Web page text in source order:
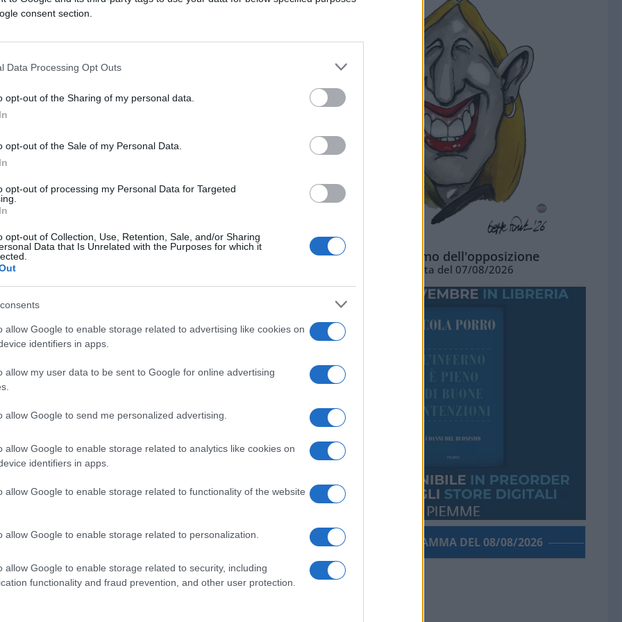
consent section.
Data Processing Opt Outs
opt-out of the Sharing of my personal data.
opt-out of the Sale of my Personal Data.
opt-out of processing my Personal Data for Targeted
opt-out of Collection, Use, Retention, Sale, and/or Sharing
Data that Is Unrelated with the Purposes for which it
allow Google to enable storage related to advertising like cookies on
identifiers in apps.
allow my user data to be sent to Google for online advertising
allow Google to send me personalized advertising.
allow Google to enable storage related to analytics like cookies on
identifiers in apps.
allow Google to enable storage related to functionality of the website
allow Google to enable storage related to personalization.
allow Google to enable storage related to security, including
functionality and fraud prevention, and other user protection.
nella bocca dell’avversario
ai vertici di Bruxelles, dove
guerra in Ucraina – aveva nei fatti
gas e petrolio russo
Orban, che al momento dell’inizio del
forniture di Mosca.
il cigno nero del Vecchio Continente;
di Erdogan contro Israele in
i membri diHamas, definiti “liberatori” e
nell’attacco a Tel Aviv,
a Gaza. Il presidente turco ha poi
in Israele
occidentale, che però ha già trovato i
Non è un caso che, pochi giorni fa,
alla presidente della Commissione,
della posizione filo-israeliana
tutto affiancato dalle tensioni con l’Alto
dell’invasione ha criticato Israele
del 7 ottobre.
Anzi, la polarizzazione sembra
dopo l’inizio della guerra in Ucraina.
nettamente contraria all’invasione
Mar Nero e bloccando i rifornimenti
L'ottimismo dell'opposizione
Vignetta del 07/08/2026
PORROGRAMMA DEL 08/08/2026